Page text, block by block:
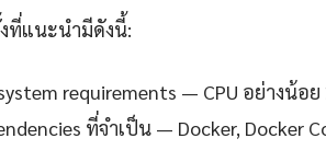
ที่แนะนำมีดังนี้:
requirements — CPU อย่างน้อย
ที่จำเป็น — Docker, Docker